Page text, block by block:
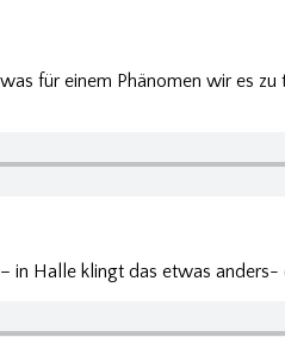
für einem Phänomen wir es
Halle klingt das etwas